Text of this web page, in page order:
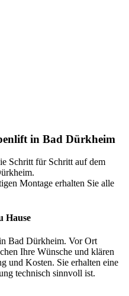
in Bad Dürkheim
Schritt für Schritt auf dem
Montage erhalten Sie alle
Hause
Bad Dürkheim. Vor Ort
Ihre Wünsche und klären
und Kosten. Sie erhalten eine
technisch sinnvoll ist.